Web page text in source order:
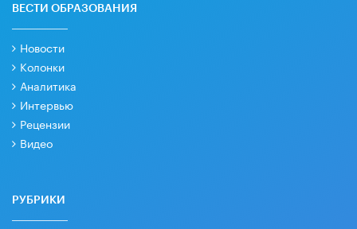
ВЕСТИ ОБРАЗОВАНИЯ
Новости
Колонки
Аналитика
Интервью
Рецензии
Видео
РУБРИКИ